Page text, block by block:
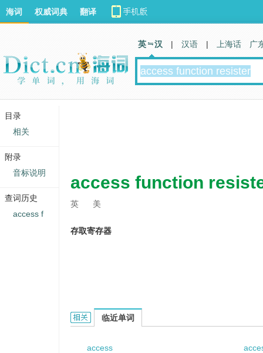
access function
英 美
存取寄存器
access function resister的相关资料：
临近单词
access
海词 权威词典 翻译
英 汉 | 汉语 | 上海话 广
目录
相关
附录
音标说明
查词历史
access f